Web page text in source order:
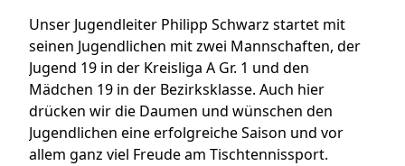
Unser Jugendleiter Philipp Schwarz startet mit
seinen Jugendlichen mit zwei Mannschaften, der
Jugend 19 in der Kreisliga A Gr. 1 und den
Mädchen 19 in der Bezirksklasse. Auch hier
drücken wir die Daumen und wünschen den
Jugendlichen eine erfolgreiche Saison und vor
allem ganz viel Freude am Tischtennissport.